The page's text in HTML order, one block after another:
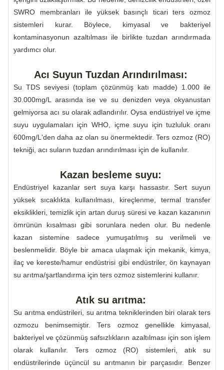
SWRO membranları ile yüksek basınçlı ticari ters ozmoz
sistemleri kurar. Böylece, kimyasal ve bakteriyel
kontaminasyonun azaltılması ile birlikte tuzdan arındırmada
yardımcı olur.
Acı Suyun Tuzdan Arındırılması:
Su TDS seviyesi (toplam çözünmüş katı madde) 1.000 ile
30.000mg/L arasında ise ve su denizden veya okyanustan
gelmiyorsa acı su olarak adlandırılır. Oysa endüstriyel ve içme
suyu uygulamaları için WHO, içme suyu için tuzluluk oranı
600mg/L'den daha az olan su önermektedir. Ters ozmoz (RO)
tekniği, acı suların tuzdan arındırılması için de kullanılır.
Kazan besleme suyu:
Endüstriyel kazanlar sert suya karşı hassastır. Sert suyun
yüksek sıcaklıkta kullanılması, kireçlenme, termal transfer
eksiklikleri, temizlik için artan duruş süresi ve kazan kazanının
ömrünün kısalması gibi sorunlara neden olur. Bu nedenle
kazan sistemine sadece yumuşatılmış su verilmeli ve
beslenmelidir. Böyle bir amaca ulaşmak için mekanik, kimya,
ilaç ve kereste/hamur endüstrisi gibi endüstriler, ön kaynayan
su arıtma/şartlandırma için ters ozmoz sistemlerini kullanır.
Atık su arıtma:
Su arıtma endüstrileri, su arıtma tekniklerinden biri olarak ters
ozmozu benimsemiştir. Ters ozmoz genellikle kimyasal,
bakteriyel ve çözünmüş safsızlıkların azaltılması için son işlem
olarak kullanılır. Ters ozmoz (RO) sistemleri, atık su
endüstrilerinde üçüncül su arıtmanın bir parçasıdır. Benzer